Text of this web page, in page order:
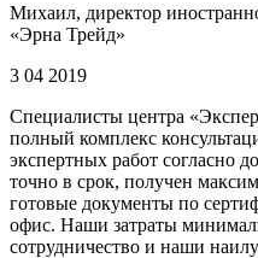
Михаил, директор
«Эрна Трейд»
3 04 2019
Специалисты центра
полный комплекс
экспертных работ согласно
точно в срок, получен
готовые документы по
офис. Наши затраты
сотрудничество и наши